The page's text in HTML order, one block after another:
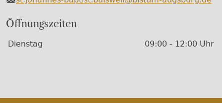
E-Mail
Öffnungszeiten
Wochentage / Monate
Öffnungszeiten / Hinweise
Dienstag 09:00 - 12:00 Uhr